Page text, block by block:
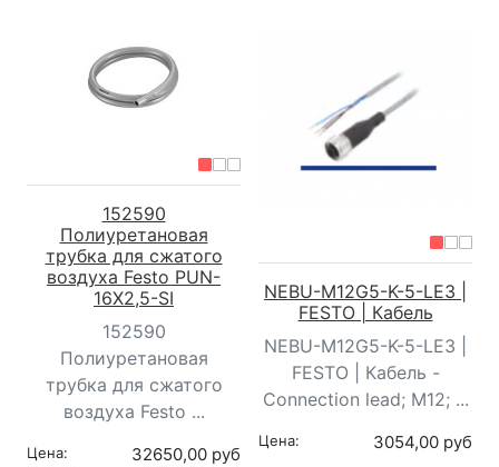
152590
Полиуретановая
трубка для сжатого
воздуха Festo PUN-
16X2,5-SI
152590
Полиуретановая
трубка для сжатого
воздуха Festo ...
Цена: 32650,00 руб
NEBU-M12G5-K-5-LE3 |
FESTO | Кабель
NEBU-M12G5-K-5-LE3 |
FESTO | Кабель -
Connection lead; M12; ...
Цена: 3054,00 руб